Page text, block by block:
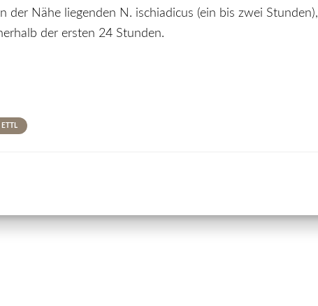
der Nähe liegenden N. ischiadicus (ein bis zwei Stunden),
der ersten 24 Stunden.